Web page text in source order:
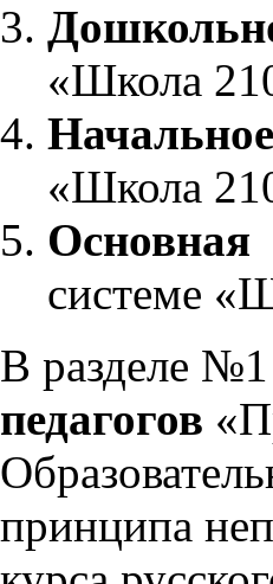
«Школа
Начальное
«Школа
системе
В разделе
педагогов
принципа